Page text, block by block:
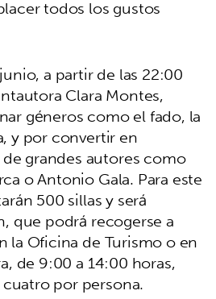
todos los gustos
a partir de las 22:00
Clara Montes,
géneros como el fado, la
y por convertir en
grandes autores como
o Antonio Gala. Para este
500 sillas y será
que podrá recogerse a
la Oficina de Turismo o en
de 9:00 a 14:00 horas,
por persona.